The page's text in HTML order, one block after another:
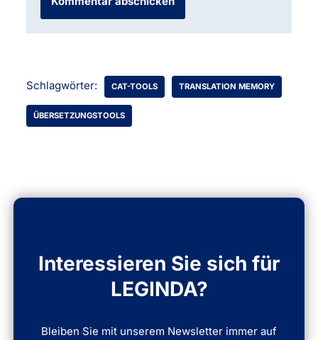
Schlagwörter: CAT-TOOLS TRANSLATION MEMORY
ÜBERSETZUNGSTOOLS
Interessieren Sie sich für
LEGINDA?
Bleiben Sie mit unserem Newsletter immer auf